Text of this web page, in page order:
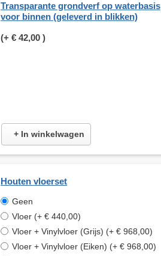
Transparante grondverf op waterbasis
voor binnen (geleverd in blikken)
(+ € 42,00 )
+ In winkelwagen
Houten vloerset
Geen
Vloer (+ € 440,00)
Vloer + Vinylvloer (Grijs) (+ € 968,00)
Vloer + Vinylvloer (Eiken) (+ € 968,00)